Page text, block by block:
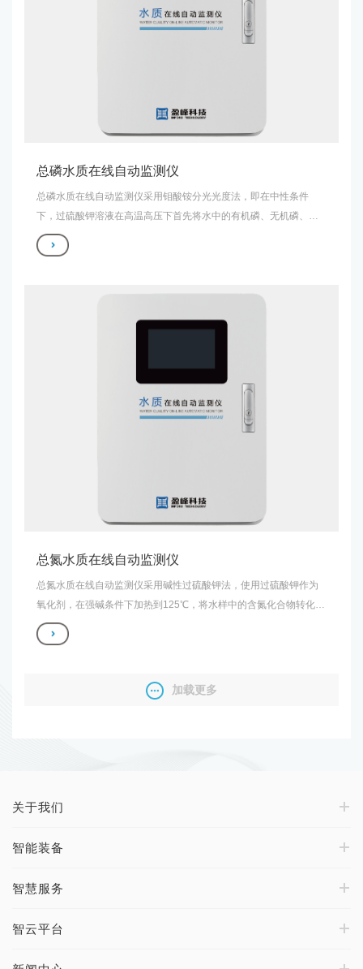
总磷水质在线自动监测仪
总磷水质在线自动监测仪采用钼酸铵分光光度法，即在中性条件
下，过硫酸钾溶液在高温高压下首先将水中的有机磷、无机磷、悬
浮物内的磷氧化成正磷酸；然后在酸性介质中，正磷酸盐与钼酸铵
反应，在锑盐存在下生成磷钼杂多酸后，立即被抗坏血酸还原，生
指标。 仪表符合中华人民共和国国家标准的规定，运行稳定可靠、
总氮水质在线自动监测仪
总氮水质在线自动监测仪采用碱性过硫酸钾法，使用过硫酸钾作为
氧化剂，在强碱条件下加热到125℃，将水样中的含氮化合物转化为
硝酸盐，采用紫外分光光度法于波长220nm和275nm分别测试吸光
度A220和A275，校正吸光度A=A220-2A275，总氮含量与校正吸光
国家标准的规定，运行稳定可靠、结构合理、维护简便。
加载更多
关于我们
智能装备
智慧服务
智云平台